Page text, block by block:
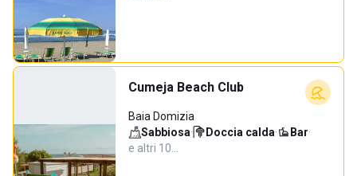
Cumeja Beach Club
Baia Domizia
Sabbiosa· Doccia calda· Bar·
e altri 10…